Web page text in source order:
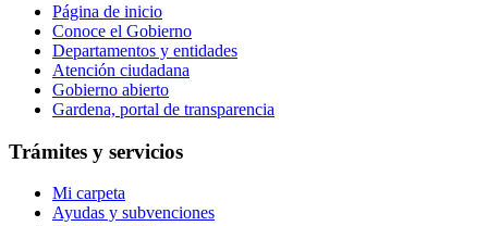
Página de inicio
Conoce el Gobierno
Departamentos y entidades
Atención ciudadana
Gobierno abierto
Gardena, portal de transparencia
Trámites y servicios
Mi carpeta
Ayudas y subvenciones